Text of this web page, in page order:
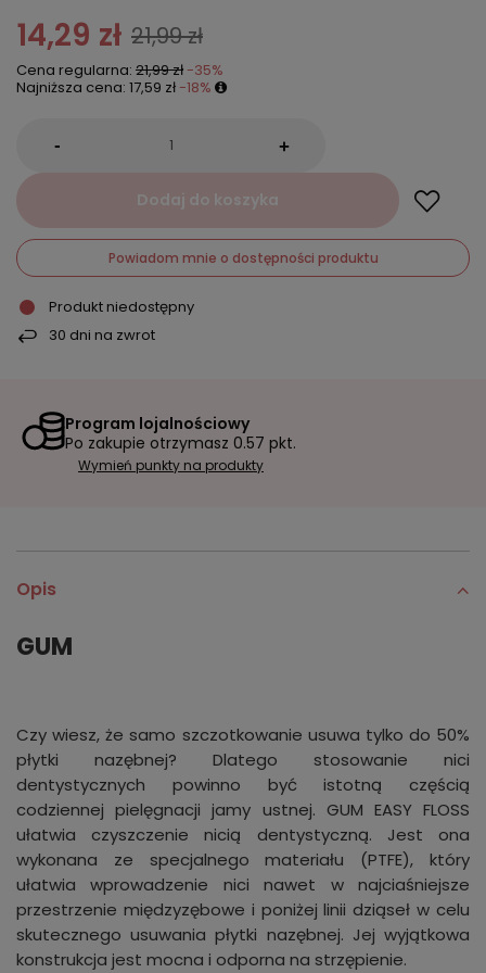
14,29 zł 21,99 zł
Cena regularna: 21,99 zł -35%
Najniższa cena: 17,59 zł -18%
- +
Dodaj do koszyka
Powiadom mnie o dostępności produktu
Produkt niedostępny
30 dni na zwrot
Program lojalnościowy
Po zakupie otrzymasz 0.57 pkt.
Wymień punkty na produkty
Opis
GUM
Czy wiesz, że samo szczotkowanie usuwa tylko do 50%
płytki nazębnej? Dlatego stosowanie nici
dentystycznych powinno być istotną częścią
codziennej pielęgnacji jamy ustnej. GUM EASY FLOSS
ułatwia czyszczenie nicią dentystyczną. Jest ona
wykonana ze specjalnego materiału (PTFE), który
ułatwia wprowadzenie nici nawet w najciaśniejsze
przestrzenie międzyzębowe i poniżej linii dziąseł w celu
skutecznego usuwania płytki nazębnej. Jej wyjątkowa
konstrukcja jest mocna i odporna na strzępienie.